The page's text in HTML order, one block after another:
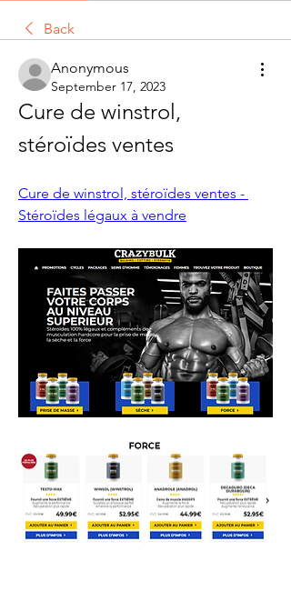
Back
Anonymous
September 17, 2023
Cure de winstrol,
stéroïdes ventes
Cure de winstrol, stéroïdes ventes -
Stéroïdes légaux à vendre